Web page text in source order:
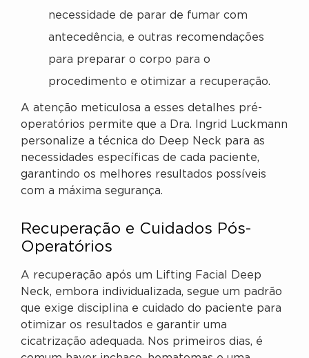
necessidade de parar de fumar com
antecedência, e outras recomendações
para preparar o corpo para o
procedimento e otimizar a recuperação.
A atenção meticulosa a esses detalhes pré-
operatórios permite que a Dra. Ingrid Luckmann
personalize a técnica do Deep Neck para as
necessidades específicas de cada paciente,
garantindo os melhores resultados possíveis
com a máxima segurança.
Recuperação e Cuidados Pós-
Operatórios
A recuperação após um Lifting Facial Deep
Neck, embora individualizada, segue um padrão
que exige disciplina e cuidado do paciente para
otimizar os resultados e garantir uma
cicatrização adequada. Nos primeiros dias, é